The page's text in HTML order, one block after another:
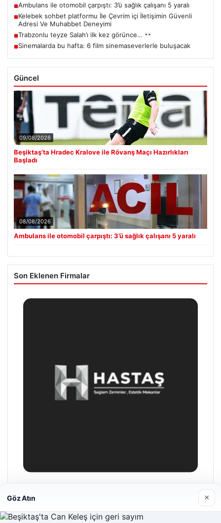
■Ambulans ile otomobil çarpıştı: 3’ü sağlık çalışanı 5 yaralı
■Kelebek sohbet platformu İle Çevrim içi İletişimin Güvenli
Adresi Ve Muhabbet Deneyimi
■Trabzonlu teyze Salah’ı ilk kez görünce…
■Sinemalarda bu hafta: 6 film sinemaseverlerle buluşacak
Güncel
09/08/2026
Beşiktaş’ta Hradec Kralove ile Rövanş Maçı Hazırlıkları
Başladı
08/08/2026
Ambulans ile otomobil çarpıştı: 3’ü sağlık çalışanı 5 yaralı
Son Eklenen Firmalar
Enes Kaplan Avukatlık Bürosu
Göz Atın ×